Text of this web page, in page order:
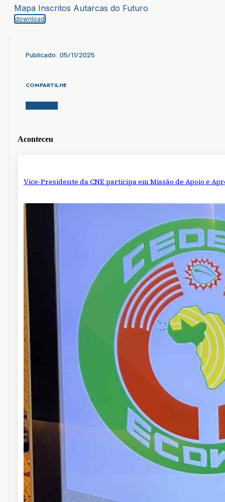
Mapa Inscritos Autarcas do Futuro
download
Publicado: 05/11/2025
COMPARTILHE
Aconteceu
Vice-Presidente da CNE participa em Missão de Apoio e